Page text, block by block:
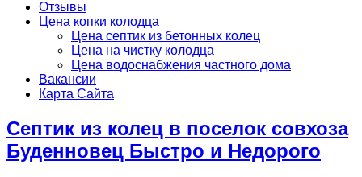
Отзывы
Цена копки колодца
Цена септик из бетонных колец
Цена на чистку колодца
Цена водоснабжения частного дома
Вакансии
Карта Сайта
Септик из колец в поселок совхоза
Буденновец Быстро и Недорого